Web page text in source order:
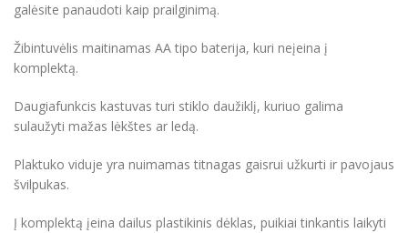
galėsite panaudoti kaip prailginimą.
Žibintuvėlis maitinamas AA tipo baterija, kuri neįeina į
komplektą.
Daugiafunkcis kastuvas turi stiklo daužiklį, kuriuo galima
sulaužyti mažas lėkštes ar ledą.
Plaktuko viduje yra nuimamas titnagas gaisrui užkurti ir pavojaus
švilpukas.
Į komplektą įeina dailus plastikinis dėklas, puikiai tinkantis laikyti